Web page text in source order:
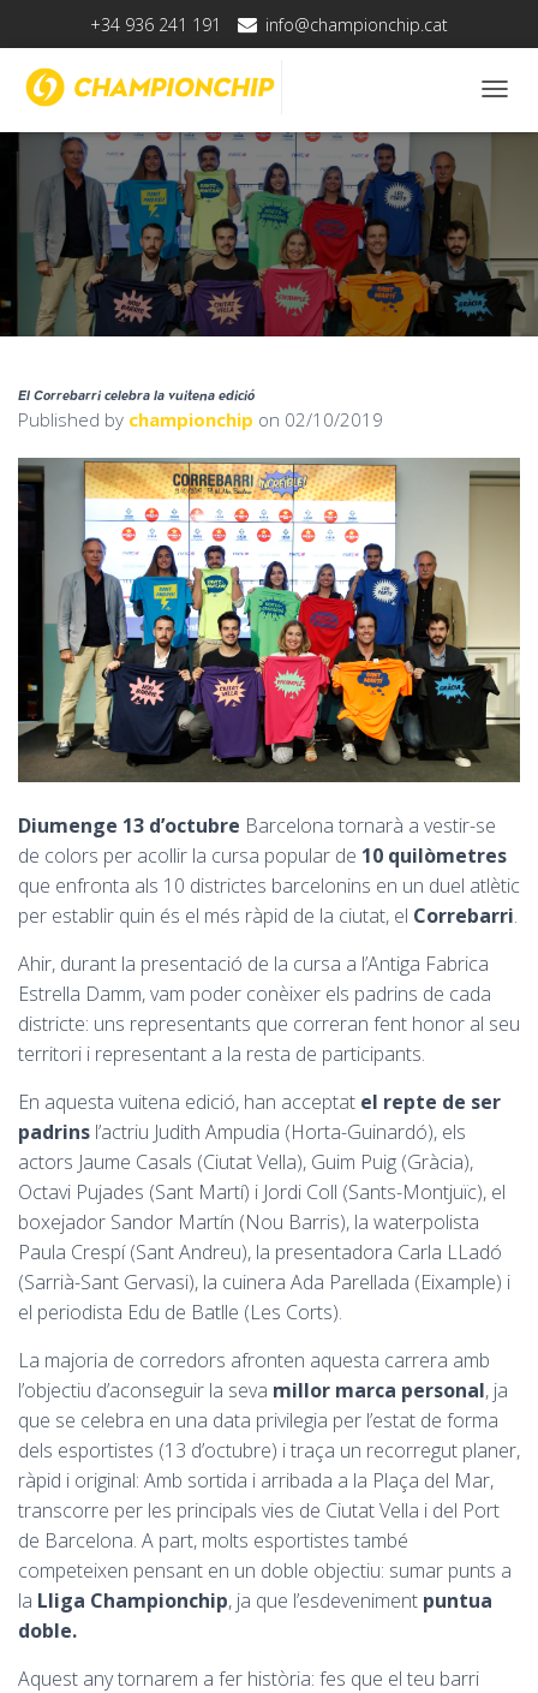
+34 936 241 191 info@championchip.cat
O
A
G
El Correbarri celebra la vuitena edició
Published by championchip on 02/10/2019
Diumenge 13 d’octubre Barcelona tornarà a vestir-se
de colors per acollir la cursa popular de 10 quilòmetres
que enfronta als 10 districtes barcelonins en un duel atlètic
per establir quin és el més ràpid de la ciutat, el Correbarri.
Ahir, durant la presentació de la cursa a l’Antiga Fabrica
Estrella Damm, vam poder conèixer els padrins de cada
districte: uns representants que correran fent honor al seu
territori i representant a la resta de participants.
En aquesta vuitena edició, han acceptat el repte de ser
padrins l’actriu Judith Ampudia (Horta-Guinardó), els
actors Jaume Casals (Ciutat Vella), Guim Puig (Gràcia),
Octavi Pujades (Sant Martí) i Jordi Coll (Sants-Montjuïc), el
boxejador Sandor Martín (Nou Barris), la waterpolista
Paula Crespí (Sant Andreu), la presentadora Carla LLadó
(Sarrià-Sant Gervasi), la cuinera Ada Parellada (Eixample) i
el periodista Edu de Batlle (Les Corts).
La majoria de corredors afronten aquesta carrera amb
l’objectiu d’aconseguir la seva millor marca personal, ja
que se celebra en una data privilegia per l’estat de forma
dels esportistes (13 d’octubre) i traça un recorregut planer,
ràpid i original: Amb sortida i arribada a la Plaça del Mar,
transcorre per les principals vies de Ciutat Vella i del Port
de Barcelona. A part, molts esportistes també
competeixen pensant en un doble objectiu: sumar punts a
la Lliga Championchip, ja que l’esdeveniment puntua
doble.
Aquest any tornarem a fer història: fes que el teu barri